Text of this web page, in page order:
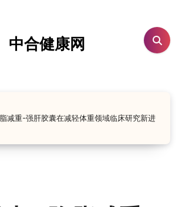
中合健康网
减重-强肝胶囊在减轻体重领域临床研究新进